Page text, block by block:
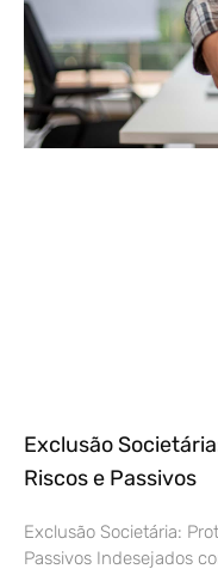
Exclusão
Riscos e Passivos
Exclusão Societária:
Passivos Indesejados